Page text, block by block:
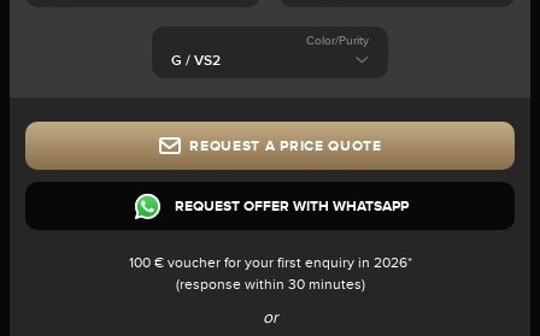
Color/Purity
REQUEST A PRICE QUOTE
REQUEST OFFER WITH WHATSAPP
100 € voucher for your first enquiry in 2026*
(response within 30 minutes)
or